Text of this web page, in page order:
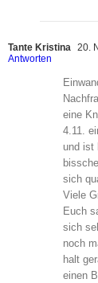
Tante Kristina 20.
Antworten
eine
4.11.
und ist
sich
Viele
Euch
sich
noch
halt
einen